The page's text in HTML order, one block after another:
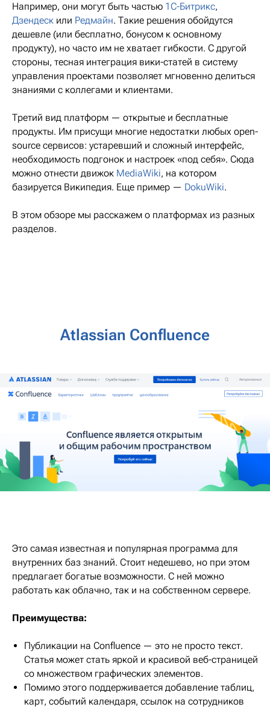
Например, они могут быть частью 1С-Битрикс,
Дзендеск или Редмайн. Такие решения обойдутся
дешевле (или бесплатно, бонусом к основному
продукту), но часто им не хватает гибкости. С другой
стороны, тесная интеграция вики-статей в систему
управления проектами позволяет мгновенно делиться
знаниями с коллегами и клиентами.
Третий вид платформ — открытые и бесплатные
продукты. Им присущи многие недостатки любых open-
source сервисов: устаревший и сложный интерфейс,
необходимость подгонок и настроек «под себя». Сюда
можно отнести движок MediaWiki, на котором
базируется Википедия. Еще пример — DokuWiki.
В этом обзоре мы расскажем о платформах из разных
разделов.
Atlassian Confluence
Это самая известная и популярная программа для
внутренних баз знаний. Стоит недешево, но при этом
предлагает богатые возможности. С ней можно
работать как облачно, так и на собственном сервере.
Преимущества:
Публикации на Confluence — это не просто текст.
Статья может стать яркой и красивой веб-страницей
со множеством графических элементов.
Помимо этого поддерживается добавление таблиц,
карт, событий календаря, ссылок на сотрудников